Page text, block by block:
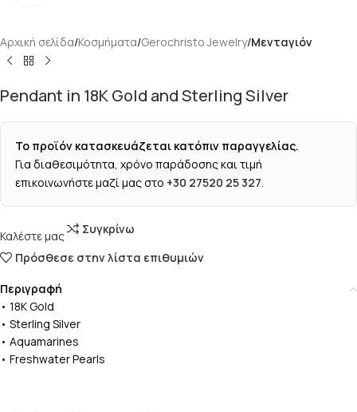
Αρχική σελίδα Κοσμήματα Gerochristo Jewelry Μενταγιόν
Pendant in 18K Gold and Sterling Silver
Το προϊόν κατασκευάζεται κατόπιν παραγγελίας.
Για διαθεσιμότητα, χρόνο παράδοσης και τιμή
επικοινωνήστε μαζί μας στο +30 27520 25 327.
Καλέστε μας
Συγκρίνω
Πρόσθεσε στην λίστα επιθυμιών
Περιγραφή
• 18K Gold
• Sterling Silver
• Aquamarines
• Freshwater Pearls